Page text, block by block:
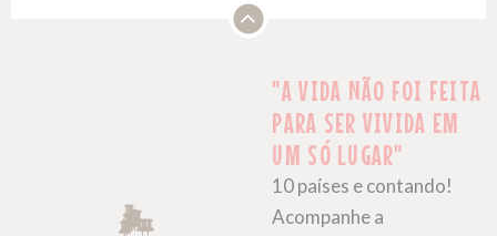
"A VIDA NÃO FOI FEITA
PARA SER VIVIDA EM
UM SÓ LUGAR"
10 países e contando!
Acompanhe a